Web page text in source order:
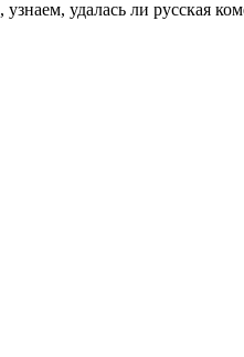
, узнаем, удалась ли русская